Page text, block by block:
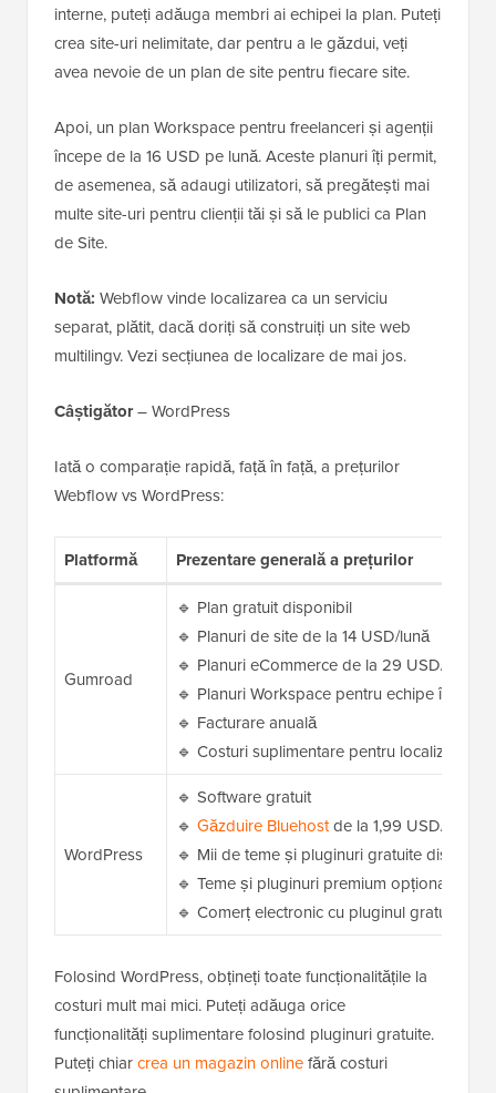
interne, puteți adăuga membri ai echipei la plan. Puteți
crea site-uri nelimitate, dar pentru a le găzdui, veți
avea nevoie de un plan de site pentru fiecare site.
Apoi, un plan Workspace pentru freelanceri și agenții
începe de la 16 USD pe lună. Aceste planuri îți permit,
de asemenea, să adaugi utilizatori, să pregătești mai
multe site-uri pentru clienții tăi și să le publici ca Plan
de Site.
Notă: Webflow vinde localizarea ca un serviciu
separat, plătit, dacă doriți să construiți un site web
multilingv. Vezi secțiunea de localizare de mai jos.
Câștigător– WordPress
Iată o comparație rapidă, față în față, a prețurilor
Webflow vs WordPress:
Platformă Prezentare generală a prețurilor
Gumroad
🔹 Plan gratuit disponibil
🔹 Planuri de site de la 14 USD/lună
🔹 Planuri eCommerce de la 29 USD/lună
🔹 Planuri Workspace pentru echipe încep
🔹 Facturare anuală
🔹 Costuri suplimentare pentru localizare și
WordPress
🔹 Software gratuit
🔹 Găzduire Bluehostde la 1,99 USD/lună
🔹 Mii de teme și pluginuri gratuite
🔹 Teme și pluginuri premium opționale,
🔹 Comerț electronic cu pluginul gratuit
Folosind WordPress, obțineți toate funcționalitățile la
costuri mult mai mici. Puteți adăuga orice
funcționalități suplimentare folosind pluginuri gratuite.
Puteți chiarcrea un magazin onlinefără costuri